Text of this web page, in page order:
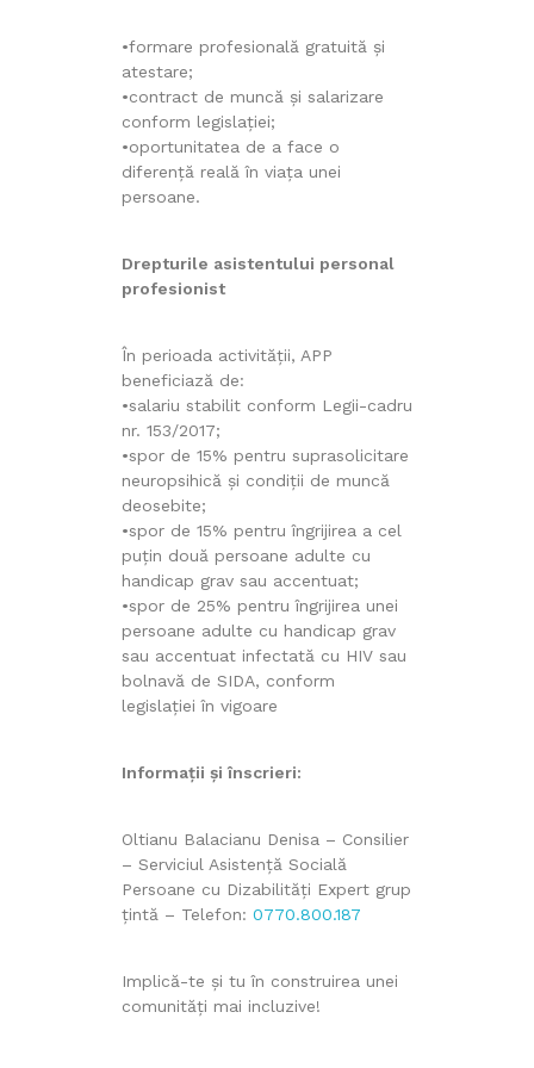
•formare profesională gratuită și
atestare;
•contract de muncă și salarizare
conform legislației;
•oportunitatea de a face o
diferență reală în viața unei
persoane.
Drepturile asistentului personal
profesionist
În perioada activității, APP
beneficiază de:
•salariu stabilit conform Legii-cadru
nr. 153/2017;
•spor de 15% pentru suprasolicitare
neuropsihică și condiții de muncă
deosebite;
•spor de 15% pentru îngrijirea a cel
puțin două persoane adulte cu
handicap grav sau accentuat;
•spor de 25% pentru îngrijirea unei
persoane adulte cu handicap grav
sau accentuat infectată cu HIV sau
bolnavă de SIDA, conform
legislației în vigoare
Informații și înscrieri:
Oltianu Balacianu Denisa – Consilier
– Serviciul Asistență Socială
Persoane cu Dizabilități Expert grup
țintă – Telefon: 0770.800.187
Implică-te și tu în construirea unei
comunități mai incluzive!